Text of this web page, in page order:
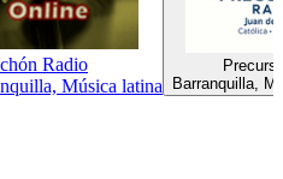
Radio
Música latina
Barranquilla,